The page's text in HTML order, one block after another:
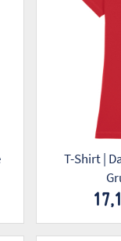
T-Shirt | Damen | rot | Evangelische